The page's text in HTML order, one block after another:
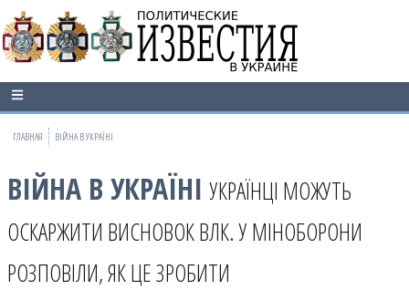
ГЛАВНАЯ ВІЙНА В УКРАЇНІ
ВІЙНА В УКРАЇНІ УКРАЇНЦІ МОЖУТЬ
ОСКАРЖИТИ ВИСНОВОК ВЛК. У МІНОБОРОНИ
РОЗПОВІЛИ, ЯК ЦЕ ЗРОБИТИ